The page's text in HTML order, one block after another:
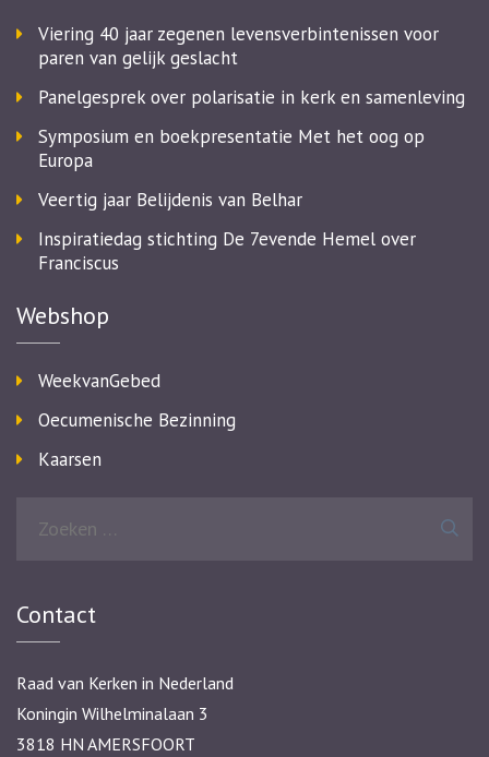
Viering 40 jaar zegenen levensverbintenissen voor
paren van gelijk geslacht
Panelgesprek over polarisatie in kerk en samenleving
Symposium en boekpresentatie Met het oog op
Europa
Veertig jaar Belijdenis van Belhar
Inspiratiedag stichting De 7evende Hemel over
Franciscus
Webshop
WeekvanGebed
Oecumenische Bezinning
Kaarsen
Contact
Raad van Kerken in Nederland
Koningin Wilhelminalaan 3
3818 HN AMERSFOORT